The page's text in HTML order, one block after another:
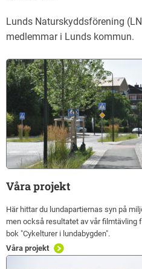
Lunds Naturskyddsförening
medlemmar i Lunds kommun.
Våra projekt
Här hittar du lundapartiernas syn på
men också resultatet av vår filmtävling
bok "Cykelturer i lundabygden".
Våra projekt